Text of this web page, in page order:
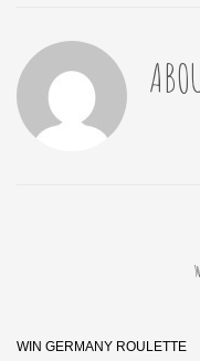
WIN GERMANY ROULETTE